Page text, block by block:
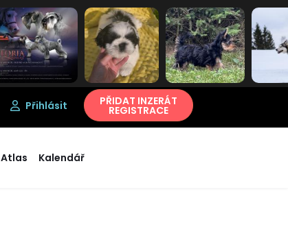
Přihlásit PŘIDAT INZERÁT
REGISTRACE
Atlas Kalendář